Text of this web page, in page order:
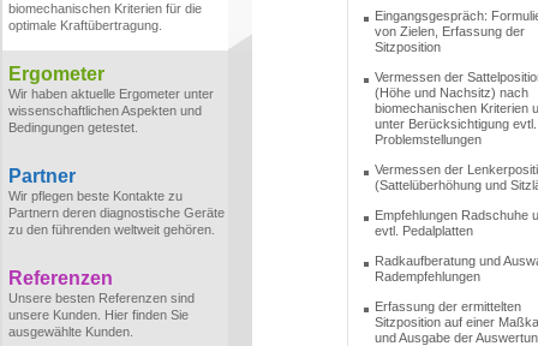
biomechanischen Kriterien für die
optimale Kraftübertragung.
Ergometer
Wir haben aktuelle Ergometer unter
wissenschaftlichen Aspekten und
Bedingungen getestet.
Partner
Wir pflegen beste Kontakte zu
Partnern deren diagnostische Geräte
zu den führenden weltweit gehören.
Referenzen
Unsere besten Referenzen sind
unsere Kunden. Hier finden Sie
ausgewählte Kunden.
Eingangsgespräch:
von Zielen, Erfassung der
Sitzposition
Vermessen der
(Höhe und Nachsitz) nach
biomechanischen Kriterien
unter Berücksichtigung evtl.
Problemstellungen
Vermessen der
(Sattelüberhöhung und
Empfehlungen Radschuhe
evtl. Pedalplatten
Radkaufberatung und
Radempfehlungen
Erfassung der ermittelten
Sitzposition auf einer
und Ausgabe der